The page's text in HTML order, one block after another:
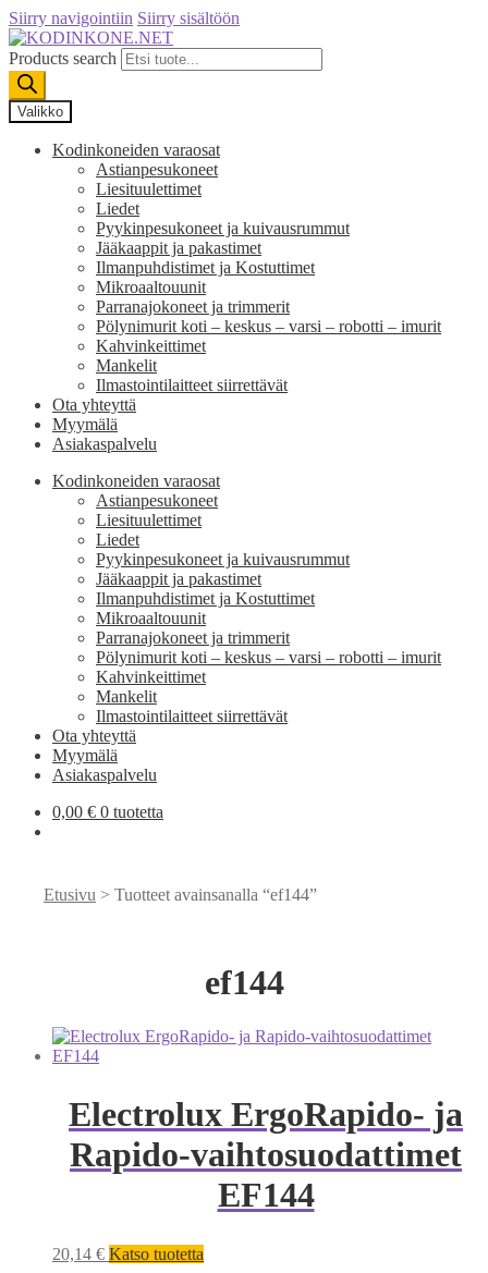
Siirry navigointiin Siirry sisältöön
Products search
Valikko
Kodinkoneiden varaosat
Astianpesukoneet
Liesituulettimet
Liedet
Pyykinpesukoneet ja kuivausrummut
Jääkaappit ja pakastimet
Ilmanpuhdistimet ja Kostuttimet
Mikroaaltouunit
Parranajokoneet ja trimmerit
Pölynimurit koti – keskus – varsi – robotti – imurit
Kahvinkeittimet
Mankelit
Ilmastointilaitteet siirrettävät
Ota yhteyttä
Myymälä
Asiakaspalvelu
Kodinkoneiden varaosat
Astianpesukoneet
Liesituulettimet
Liedet
Pyykinpesukoneet ja kuivausrummut
Jääkaappit ja pakastimet
Ilmanpuhdistimet ja Kostuttimet
Mikroaaltouunit
Parranajokoneet ja trimmerit
Pölynimurit koti – keskus – varsi – robotti – imurit
Kahvinkeittimet
Mankelit
Ilmastointilaitteet siirrettävät
Ota yhteyttä
Myymälä
Asiakaspalvelu
0,00 € 0 tuotetta
Etusivu > Tuotteet avainsanalla “ef144”
ef144
Electrolux ErgoRapido- ja
Rapido-vaihtosuodattimet
EF144
20,14 € Katso tuotetta